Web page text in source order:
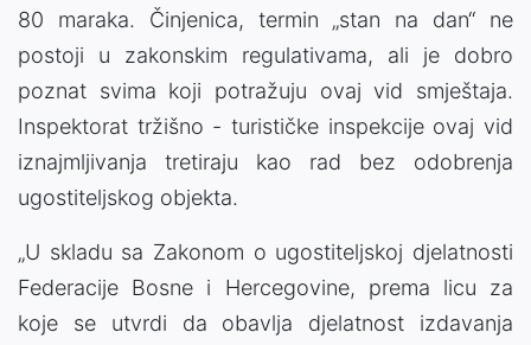
80 maraka. Činjenica, termin „stan na dan“ ne
postoji u zakonskim regulativama, ali je dobro
poznat svima koji potražuju ovaj vid smještaja.
Inspektorat tržišno - turističke inspekcije ovaj vid
iznajmljivanja tretiraju kao rad bez odobrenja
ugostiteljskog objekta.
„U skladu sa Zakonom o ugostiteljskoj djelatnosti
Federacije Bosne i Hercegovine, prema licu za
koje se utvrdi da obavlja djelatnost izdavanja